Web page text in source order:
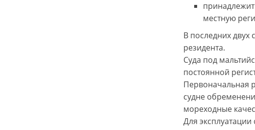
местную
В последних двух
резидента.
Суда под
постоянной
Первоначальная
судне
мореходные
Для